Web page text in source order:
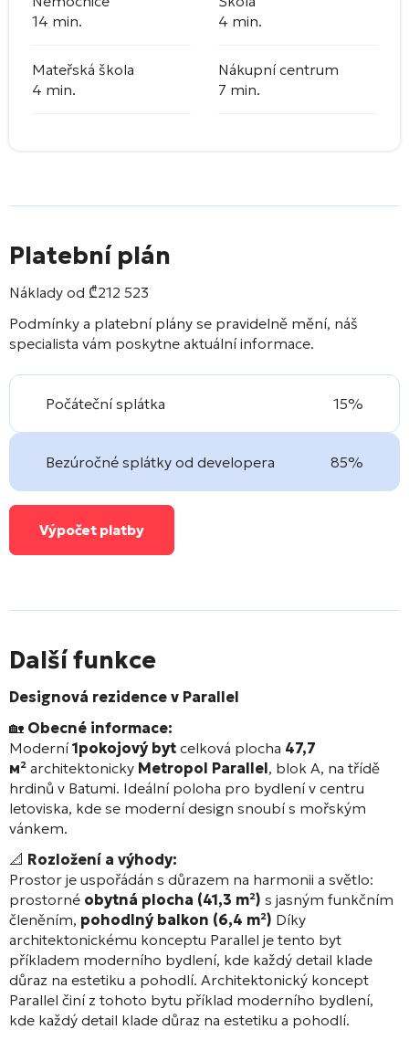
14 min.
4 min.
Mateřská škola
4 min.
Nákupní centrum
7 min.
Platební plán
Náklady od ₾212 523
Podmínky a platební plány se pravidelně mění, náš
specialista vám poskytne aktuální informace.
Počáteční splátka 15%
Bezúročné splátky od developera 85%
Výpočet platby
Další funkce
Designová rezidence v Parallel
🏡 Obecné informace:
Moderní 1pokojový byt celková plocha 47,7
м² architektonicky Metropol Parallel, blok A, na třídě
hrdinů v Batumi. Ideální poloha pro bydlení v centru
letoviska, kde se moderní design snoubí s mořským
vánkem.
📐 Rozložení a výhody:
Prostor je uspořádán s důrazem na harmonii a světlo:
prostorné obytná plocha (41,3 m²) s jasným funkčním
členěním, pohodlný balkon (6,4 m²) Díky
architektonickému konceptu Parallel je tento byt
příkladem moderního bydlení, kde každý detail klade
důraz na estetiku a pohodlí. Architektonický koncept
Parallel činí z tohoto bytu příklad moderního bydlení,
kde každý detail klade důraz na estetiku a pohodlí.